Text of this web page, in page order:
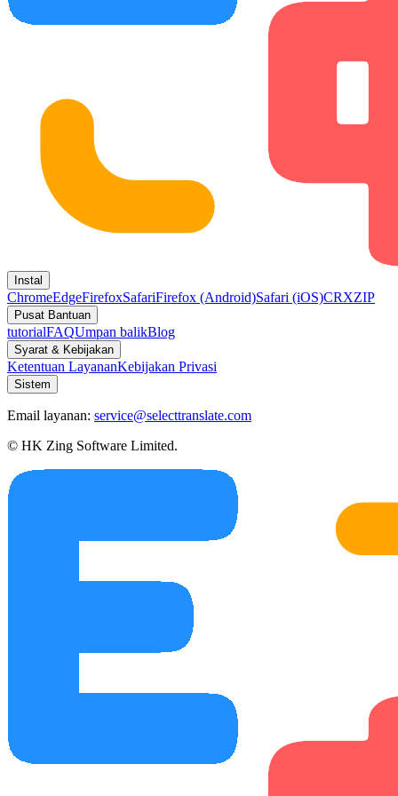
Instal
ChromeEdgeFirefoxSafariFirefox (Android)Safari (iOS)CRXZIP
Pusat Bantuan
tutorialFAQUmpan balikBlog
Syarat & Kebijakan
Ketentuan LayananKebijakan Privasi
Sistem
Email layanan: service@selecttranslate.com
© HK Zing Software Limited.